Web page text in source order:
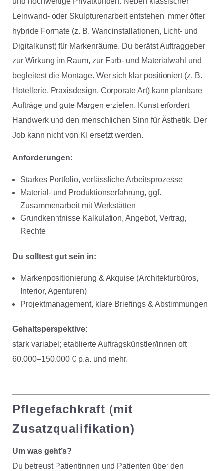
Leinwand- oder Skulpturenarbeit entstehen immer öfter
hybride Formate (z. B. Wandinstallationen, Licht- und
Digitalkunst) für Markenräume. Du berätst Auftraggeber
zur Wirkung im Raum, zur Farb- und Materialwahl und
begleitest die Montage. Wer sich klar positioniert (z. B.
Hotellerie, Praxisdesign, Corporate Art) kann planbare
Aufträge und gute Margen erzielen. Kunst erfordert
Handwerk und den menschlichen Sinn für Ästhetik. Der
Job kann nicht von KI ersetzt werden.
Anforderungen:
Starkes Portfolio, verlässliche Arbeitsprozesse
Material- und Produktionserfahrung, ggf.
Zusammenarbeit mit Werkstätten
Grundkenntnisse Kalkulation, Angebot, Vertrag,
Rechte
Du solltest gut sein in:
Markenpositionierung & Akquise (Architekturbüros,
Interior, Agenturen)
Projektmanagement, klare Briefings & Abstimmungen
Gehaltsperspektive:
stark variabel; etablierte Auftragskünstler/innen oft
60.000–150.000 € p.a. und mehr.
Pflegefachkraft (mit
Zusatzqualifikation)
Um was geht’s?
Du betreust Patientinnen und Patienten über den